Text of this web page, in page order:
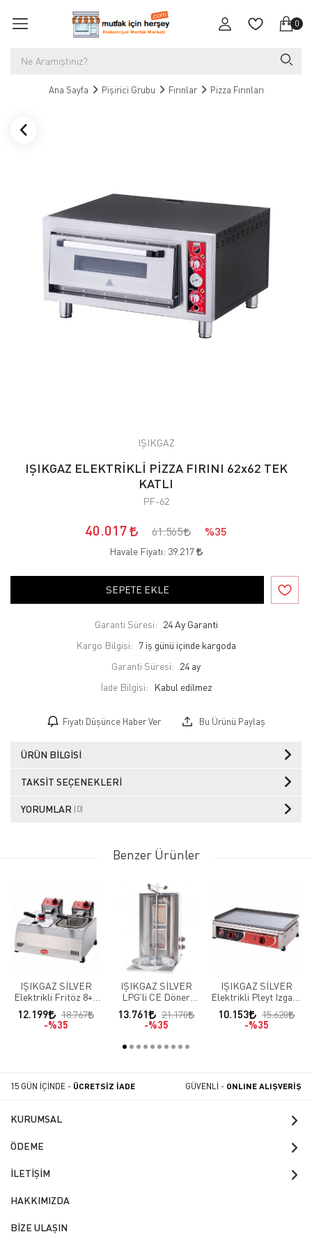
0
Ana Sayfa Pişirici Grubu Fırınlar Pizza Fırınları
IŞIKGAZ
IŞIKGAZ ELEKTRİKLİ PİZZA FIRINI 62x62 TEK
KATLI
PF-62
40.017 61.565 %35
Havale Fiyatı: 39.217
SEPETE EKLE
Garanti Süresi: 24 Ay Garanti
Kargo Bilgisi: 7 iş günü içinde kargoda
Garanti Süresi: 24 ay
İade Bilgisi:
Fiyatı Düşünce Haber Ver Bu Ürünü Paylaş
ÜRÜN BILGISI
TAKSIT SEÇENEKLERI
YORUMLAR (0)
Benzer Ürünler
IŞIKGAZ SİLVER
Elektrikli Fritöz 8+8
LT
12.199
18.767
%35
IŞIKGAZ SİLVER
LPG'li CE Döner
Ocağı 2 Radyanlı
13.761
21.170
%35
IŞIKGAZ SİLVER
Elektrikli Pleyt Izgara
70 CM
10.153
15.620
%35
15 GÜN İÇİNDE - ÜCRETSİZ İADE GÜVENLİ - ONLINE ALIŞVERİŞ
KURUMSAL
ÖDEME
İLETİŞİM
HAKKIMIZDA
BİZE ULAŞIN